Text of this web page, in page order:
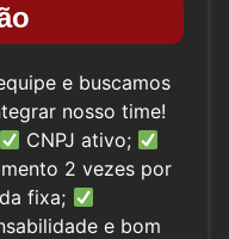
e buscamos
nosso time!
CNPJ ativo;
2 vezes por
fixa;
e bom